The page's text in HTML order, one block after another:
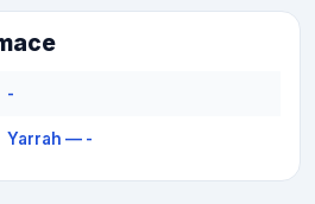
-
Yarrah — -